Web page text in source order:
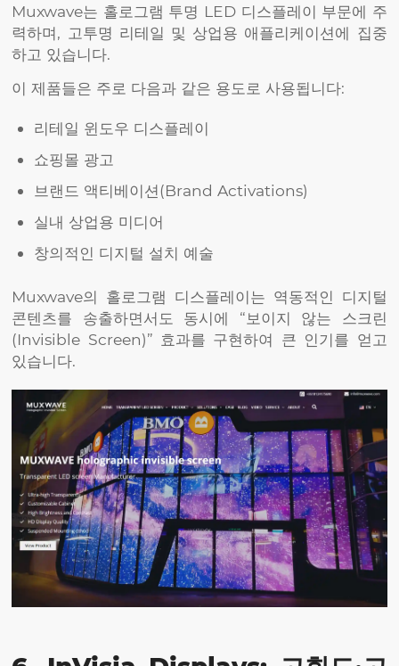
Muxwave는 홀로그램 투명 LED 디스플레이 부문에 주
력하며, 고투명 리테일 및 상업용 애플리케이션에 집중
하고 있습니다.
이 제품들은 주로 다음과 같은 용도로 사용됩니다:
리테일 윈도우 디스플레이
쇼핑몰 광고
브랜드 액티베이션(Brand Activations)
실내 상업용 미디어
창의적인 디지털 설치 예술
Muxwave의 홀로그램 디스플레이는 역동적인 디지털
콘텐츠를 송출하면서도 동시에 “보이지 않는 스크린
(Invisible Screen)” 효과를 구현하여 큰 인기를 얻고
있습니다.